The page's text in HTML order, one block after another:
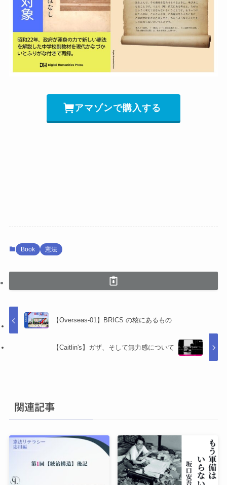
アマゾンで購入する
Book 憲法
【Overseas-01】BRICS の核にあるもの
【Caitlin's】ガザ、そして無力感について
関連記事